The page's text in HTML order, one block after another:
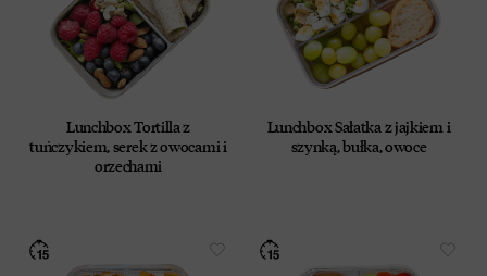
Lunchbox Tortilla z
tuńczykiem, serek z owocami i
orzechami
Lunchbox Sałatka z jajkiem i
szynką, bułka, owoce